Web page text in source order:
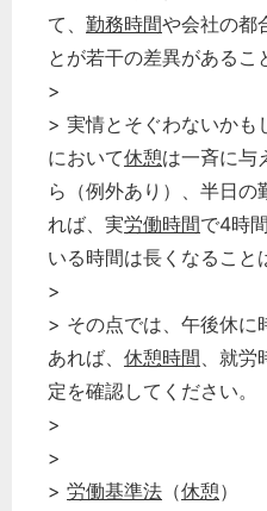
て、 勤務時間や会社の都
とが若干の差異があるこ
>
> 実情とそぐわないかも
において休憩は一斉に与
ら（例外あり）、半日の
れば、実労働時間で4時
いる時間は長くなること
>
> その点では、午後休に
あれば、 休憩時間、就労
定を確認してください。
>
>
> 労働基準法 （休憩）
どのカテゴリー
労務管理
総務の給湯室